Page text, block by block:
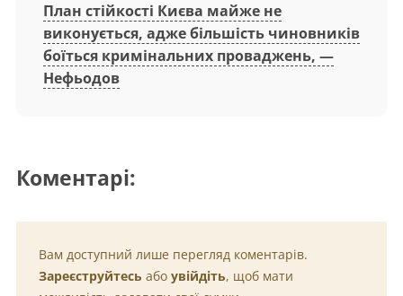
План стійкості Києва майже не
виконується, адже більшість чиновників
боїться кримінальних проваджень, —
Нефьодов
Коментарі:
Вам доступний лише перегляд коментарів.
Зареєструйтесь або увійдіть, щоб мати